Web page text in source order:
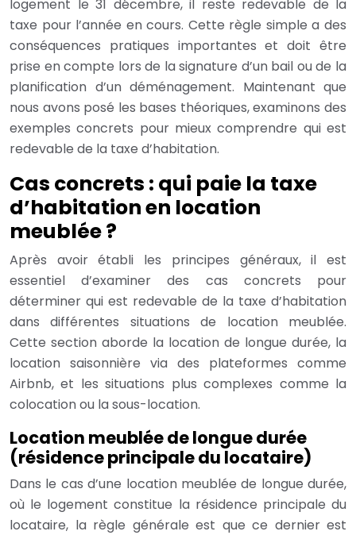
logement le 31 décembre, il reste redevable de la
taxe pour l’année en cours. Cette règle simple a des
conséquences pratiques importantes et doit être
prise en compte lors de la signature d’un bail ou de la
planification d’un déménagement. Maintenant que
nous avons posé les bases théoriques, examinons des
exemples concrets pour mieux comprendre qui est
redevable de la taxe d’habitation.
Cas concrets : qui paie la taxe
d’habitation en location
meublée ?
Après avoir établi les principes généraux, il est
essentiel d’examiner des cas concrets pour
déterminer qui est redevable de la taxe d’habitation
dans différentes situations de location meublée.
Cette section aborde la location de longue durée, la
location saisonnière via des plateformes comme
Airbnb, et les situations plus complexes comme la
colocation ou la sous-location.
Location meublée de longue durée
(résidence principale du locataire)
Dans le cas d’une location meublée de longue durée,
où le logement constitue la résidence principale du
locataire, la règle générale est que ce dernier est